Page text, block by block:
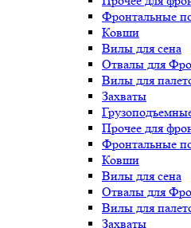
Фронтальные
Ковши
Вилы для сена
Отвалы для
Вилы для
Захваты
Прочее для
Фронтальные
Ковши
Вилы для сена
Отвалы для
Вилы для
Захваты